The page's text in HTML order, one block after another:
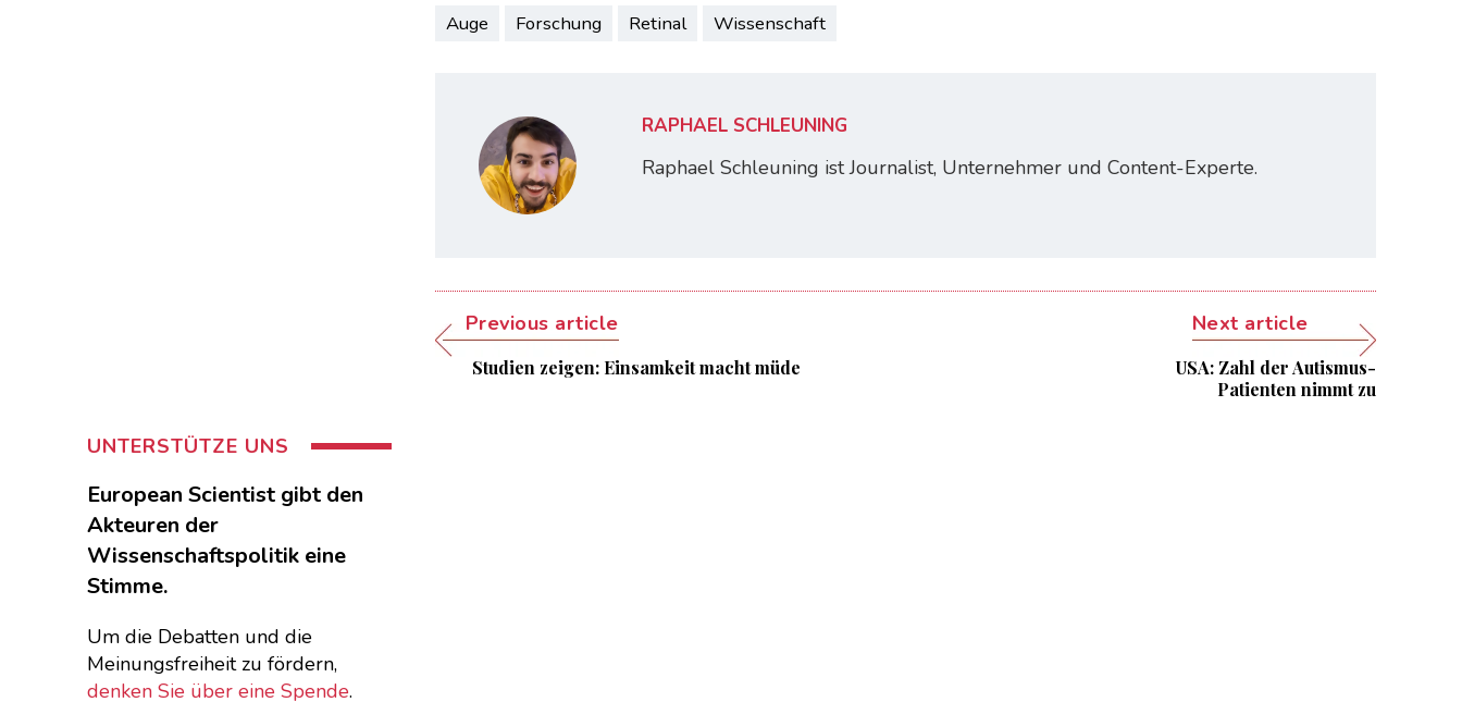
Auge Forschung Retinal Wissenschaft
RAPHAEL SCHLEUNING
Raphael Schleuning ist Journalist, Unternehmer und Content-Experte.
Previous article
Studien zeigen: Einsamkeit macht müde
Next article
USA: Zahl der Autismus-
Patienten nimmt zu
UNTERSTÜTZE UNS
European Scientist gibt den
Akteuren der
Wissenschaftspolitik eine
Stimme.
Um die Debatten und die
Meinungsfreiheit zu fördern,
denken Sie über eine Spende.